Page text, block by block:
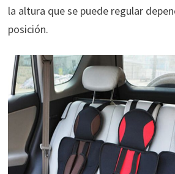
la altura que se puede regular
posición.